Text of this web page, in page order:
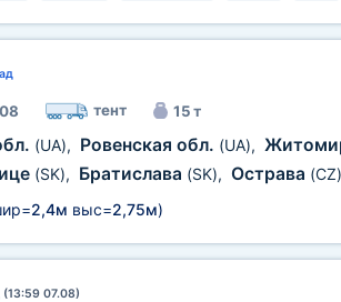
тент 15 т
(UA), Ровенская обл. (UA),
(SK), Братислава (SK), Острава (CZ)
2,4м выс=2,75м)
(13:59 07.08)